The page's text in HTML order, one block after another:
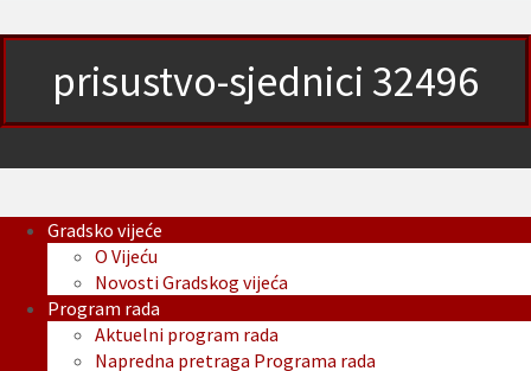
prisustvo-sjednici 32496
Gradsko vijeće
O Vijeću
Novosti Gradskog vijeća
Program rada
Aktuelni program rada
Napredna pretraga Programa rada